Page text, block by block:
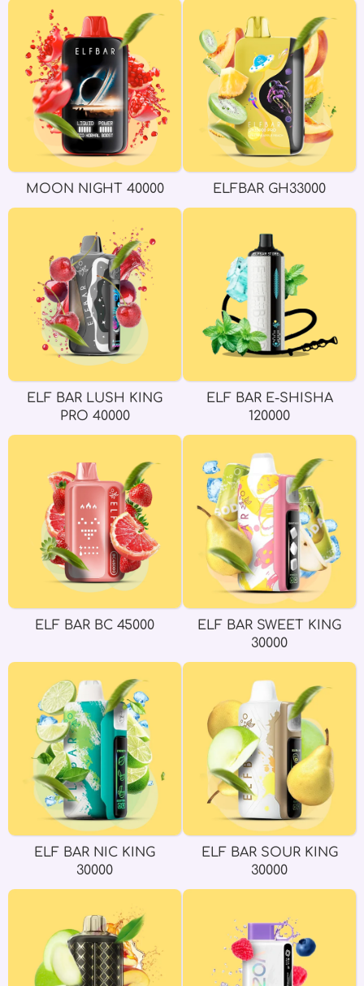
MOON NIGHT 40000 ELFBAR GH33000
ELF BAR LUSH KING
PRO 40000
ELF BAR E-SHISHA
120000
ELF BAR BC 45000
ELF BAR SWEET KING
30000
ELF BAR NIC KING
30000
ELF BAR SOUR KING
30000